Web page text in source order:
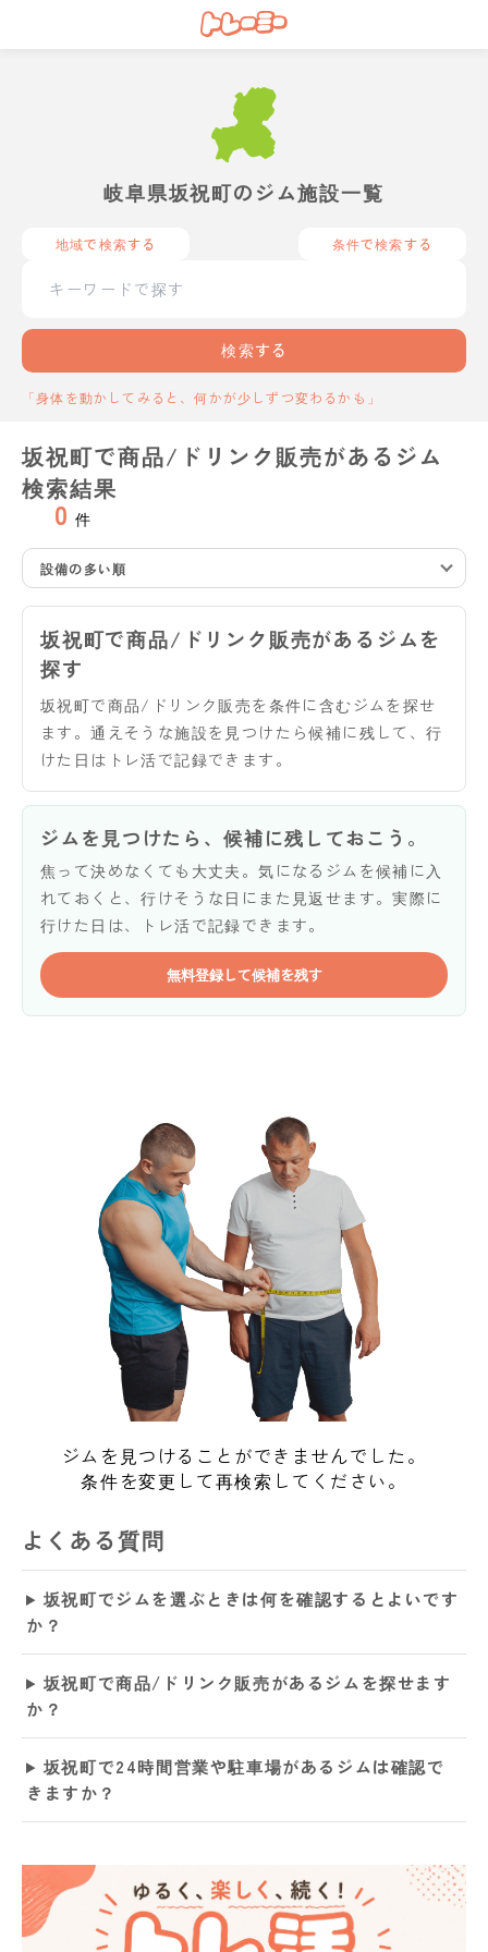
岐阜県坂祝町のジム施設一覧
地域で検索する 条件で検索する
検索する
「身体を動かしてみると、何かが少しずつ変わるかも」
坂祝町で商品/ドリンク販売があるジム
検索結果
0 件
設備の多い順
坂祝町で商品/ドリンク販売があるジムを
探す
坂祝町で商品/ドリンク販売を条件に含むジムを探せ
ます。通えそうな施設を見つけたら候補に残して、行
けた日はトレ活で記録できます。
ジムを見つけたら、候補に残しておこう。
焦って決めなくても大丈夫。気になるジムを候補に入
れておくと、行けそうな日にまた見返せます。実際に
行けた日は、トレ活で記録できます。
無料登録して候補を残す
ジムを見つけることができませんでした。
条件を変更して再検索してください。
よくある質問
坂祝町でジムを選ぶときは何を確認するとよいです
か？
坂祝町で商品/ドリンク販売があるジムを探せます
か？
坂祝町で24時間営業や駐車場があるジムは確認で
きますか？